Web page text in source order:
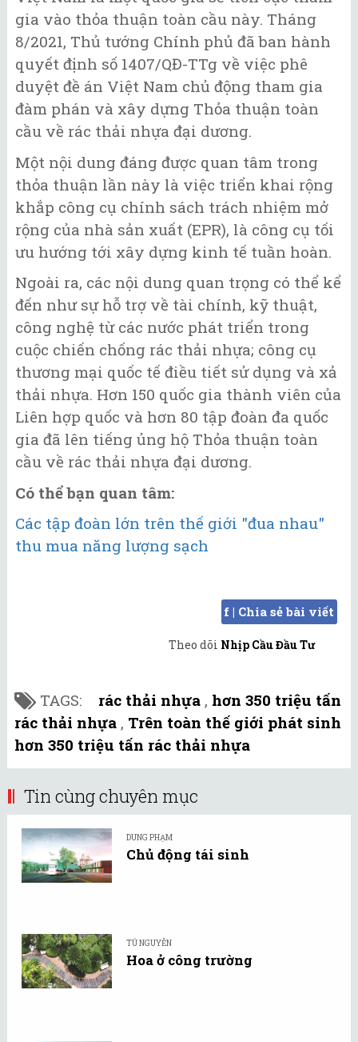
gia vào thỏa thuận toàn cầu này. Tháng
8/2021, Thủ tướng Chính phủ đã ban hành
quyết định số 1407/QĐ-TTg về việc phê
duyệt đề án Việt Nam chủ động tham gia
đàm phán và xây dựng Thỏa thuận toàn
cầu về rác thải nhựa đại dương.
Một nội dung đáng được quan tâm trong
thỏa thuận lần này là việc triển khai rộng
khắp công cụ chính sách trách nhiệm mở
rộng của nhà sản xuất (EPR), là công cụ tối
ưu hướng tới xây dựng kinh tế tuần hoàn.
Ngoài ra, các nội dung quan trọng có thể kể
đến như sự hỗ trợ về tài chính, kỹ thuật,
công nghệ từ các nước phát triển trong
cuộc chiến chống rác thải nhựa; công cụ
thương mại quốc tế điều tiết sử dụng và xả
thải nhựa. Hơn 150 quốc gia thành viên của
Liên hợp quốc và hơn 80 tập đoàn đa quốc
gia đã lên tiếng ủng hộ Thỏa thuận toàn
cầu về rác thải nhựa đại dương.
Có thể bạn quan tâm:
Các tập đoàn lớn trên thế giới "đua nhau"
thu mua năng lượng sạch
f | Chia sẻ bài viết
Theo dõi Nhịp Cầu Đầu Tư
TAGS: rác thải nhựa , hơn 350 triệu tấn
rác thải nhựa , Trên toàn thế giới phát sinh
hơn 350 triệu tấn rác thải nhựa
Tin cùng chuyên mục
DUNG PHẠM
Chủ động tái sinh
TÚ NGUYỄN
Hoa ở công trường